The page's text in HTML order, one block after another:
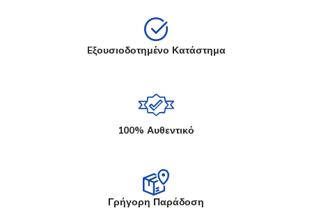
Eξουσιοδοτημένο Κατάστημα
100% Αυθεντικό
Γρήγορη Παράδοση